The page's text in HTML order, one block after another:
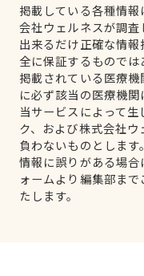
掲載している各種情
会社ウェルネスが調査
出来るだけ正確な情
全に保証するものでは
掲載されている医療
に必ず該当の医療機関
当サービスによって
ク、および株式会社
負わないものとします。
情報に誤りがある場
ォームより編集部ま
たします。